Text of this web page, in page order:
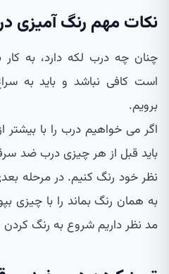
نکات مهم رنگ
چنان چه درب لکه دارد، به
است کافی نباشد و باید به
برویم.
اگر می خواهیم درب را با بیشتر
باید قبل از هر چیزی درب ضد
نظر خود رنگ کنیم. در مرحله
به همان رنگ بماند را با چیزی
مد نظر داریم شروع به رنگ کردن